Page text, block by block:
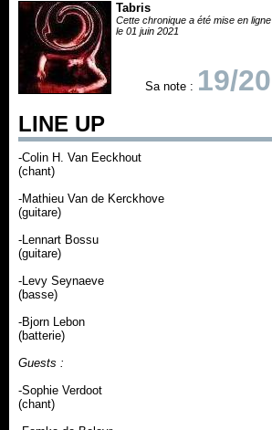
Tabris
Cette chronique a été mise en ligne
le 01 juin 2021
Sa note : 19/20
LINE UP
-Colin H. Van Eeckhout
(chant)
-Mathieu Van de Kerckhove
(guitare)
-Lennart Bossu
(guitare)
-Levy Seynaeve
(basse)
-Bjorn Lebon
(batterie)
Guests :
-Sophie Verdoot
(chant)